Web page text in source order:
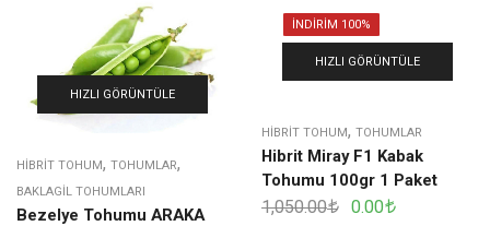
HIZLI GÖRÜNTÜLE
HIBRIT TOHUM, TOHUMLAR,
BAKLAGIL TOHUMLARI
Bezelye Tohumu ARAKA
İNDIRIM 100%
HIZLI GÖRÜNTÜLE
HIBRIT TOHUM, TOHUMLAR
Hibrit Miray F1 Kabak
Tohumu 100gr 1 Paket
1,050.00 0.00